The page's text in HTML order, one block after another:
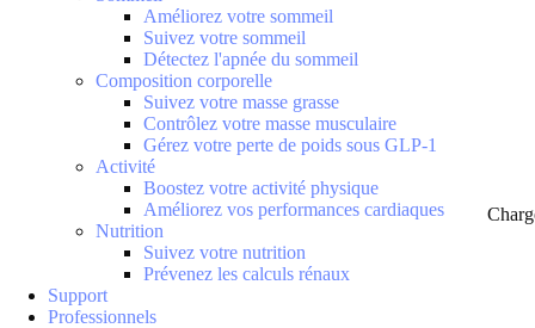
Améliorez votre sommeil
Suivez votre sommeil
Détectez l'apnée du sommeil
Composition corporelle
Suivez votre masse grasse
Contrôlez votre masse musculaire
Gérez votre perte de poids sous GLP-1
Activité
Boostez votre activité physique
Améliorez vos performances cardiaques
Nutrition
Suivez votre nutrition
Prévenez les calculs rénaux
Support
Professionnels